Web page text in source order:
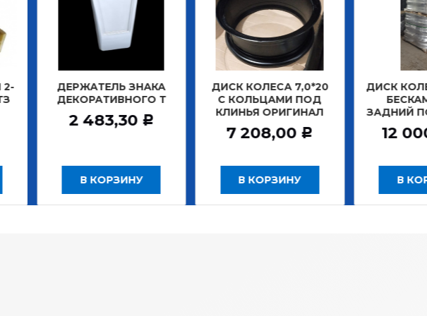
ЗНАКА
Т
ДИСК КОЛЕСА 7,0*20
С КОЛЬЦАМИ ПОД
КЛИНЬЯ ОРИГИНАЛ
ДИСК КОЛЕСА 7,5*22,5
БЕСКАМЕРНЫЙ
ЗАДНИЙ ПОД КЛИНЬЯ
12 000,00 Р